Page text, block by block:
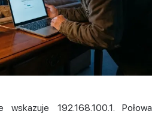
192.168.100.1. Połowa